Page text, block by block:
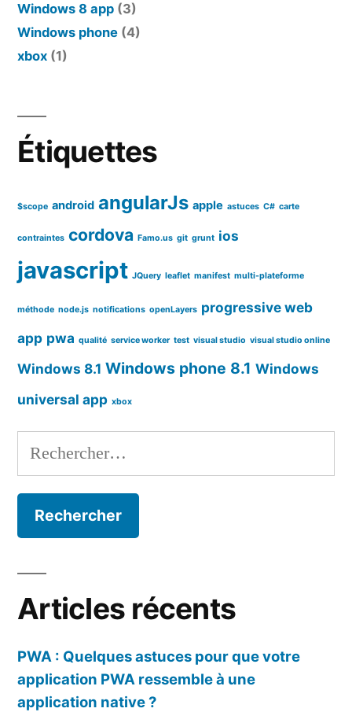
Windows 8 app (3)
Windows phone (4)
xbox (1)
Étiquettes
$scope android angularJs apple astuces C# carte
contraintes cordova Famo.us git grunt ios
javascript JQuery leaflet manifest multi-plateforme
méthode node.js notifications openLayers progressive web
app pwa qualité service worker test visual studio visual studio online
Windows 8.1 Windows phone 8.1 Windows
universal app xbox
Rechercher :
Articles récents
PWA : Quelques astuces pour que votre
application PWA ressemble à une
application native ?